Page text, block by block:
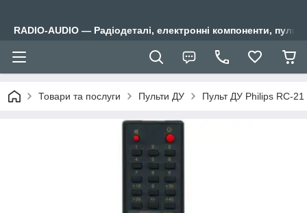
RADIO-AUDIO — Радіодеталі, електронні компоненти,
Товари та послуги Пульти ДУ Пульт ДУ Philips RC-21